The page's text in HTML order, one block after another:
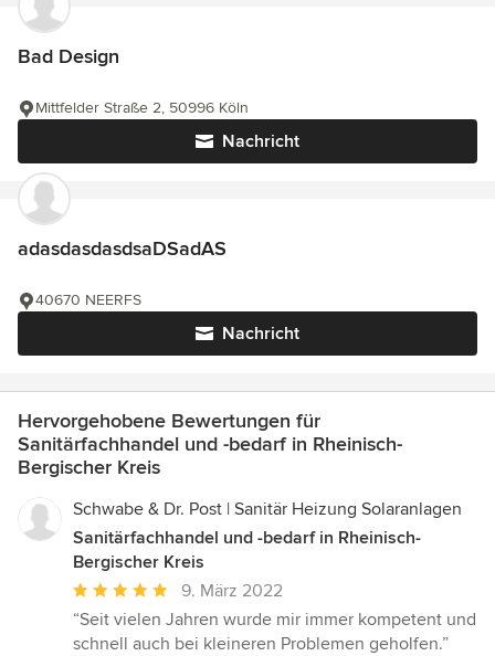
Bad Design
Nachricht
Mittfelder Straße 2, 50996 Köln
adasdasdasdsaDSadAS
Nachricht
40670 NEERFS
Hervorgehobene Bewertungen für
Sanitärfachhandel und -bedarf in Rheinisch-
Bergischer Kreis
Schwabe & Dr. Post | Sanitär Heizung Solaranlagen
Sanitärfachhandel und -bedarf in Rheinisch-
Bergischer Kreis
Durchschnittliche
Bewertung:
5
9. März 2022
“Seit vielen Jahren wurde mir immer kompetent und
schnell auch bei kleineren Problemen geholfen.”